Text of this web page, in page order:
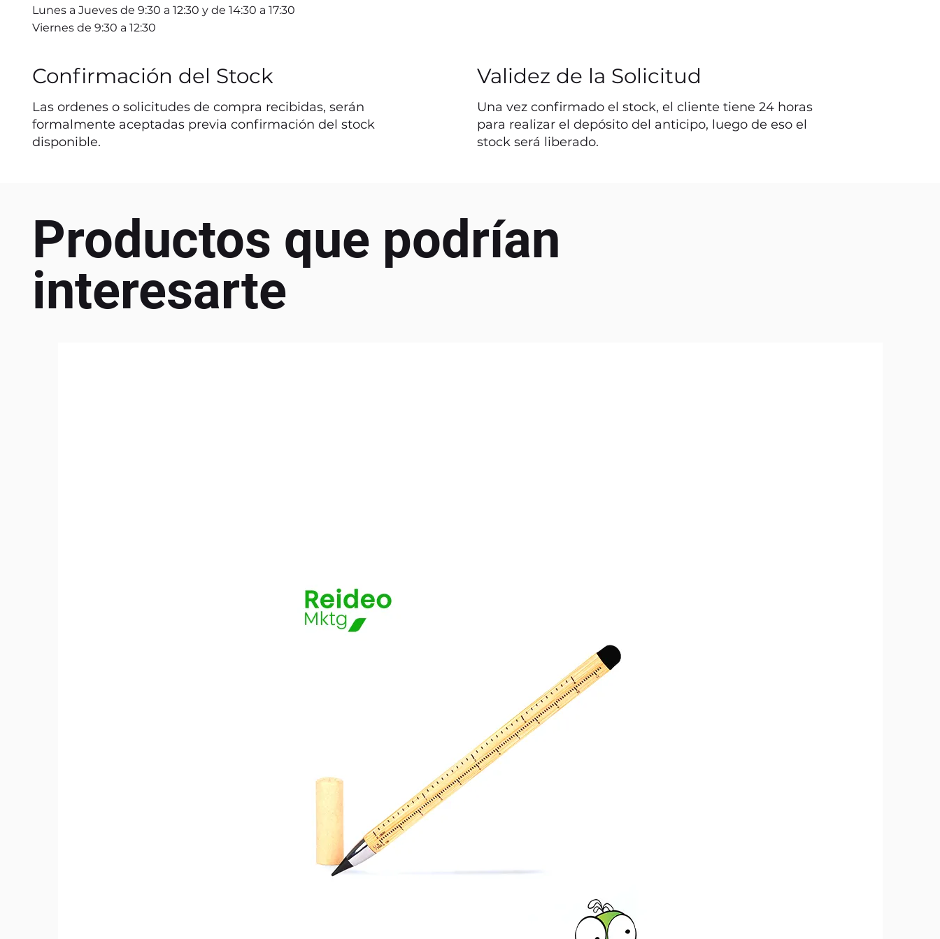
Lunes a Jueves de 9:30 a 12:30 y de 14:30 a 17:30
Viernes de 9:30 a 12:30
Confirmación del Stock
Las ordenes o solicitudes de compra recibidas, serán
formalmente aceptadas previa confirmación del stock
disponible.
Validez de la Solicitud
Una vez confirmado el stock, el cliente tiene 24 horas
para realizar el depósito del anticipo, luego de eso el
stock será liberado.
Productos que podrían
interesarte